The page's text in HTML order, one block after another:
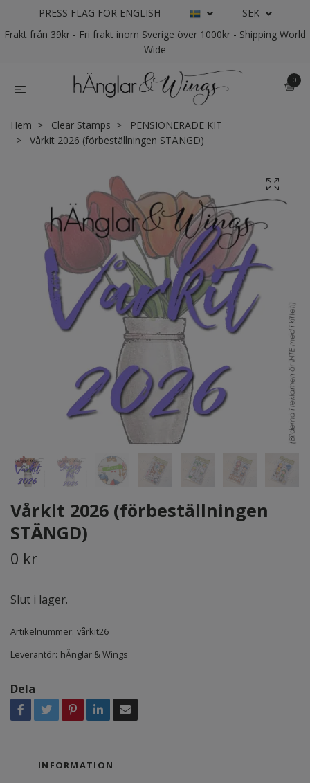
PRESS FLAG FOR ENGLISH
SEK
Frakt från 39kr - Fri frakt inom Sverige över 1000kr - Shipping World
Wide
0
Hem Clear Stamps
PENSIONERADE KIT
Vårkit 2026 (förbeställningen STÄNGD)
Vårkit 2026 (förbeställningen
STÄNGD)
0 kr
Slut i lager.
Artikelnummer: vårkit26
Leverantör: hÄnglar & Wings
Dela
INFORMATION